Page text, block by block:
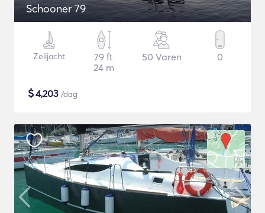
Schooner 79
Zeiljacht
79 ft
24 m
50 Varen 0
$4,203 /dag